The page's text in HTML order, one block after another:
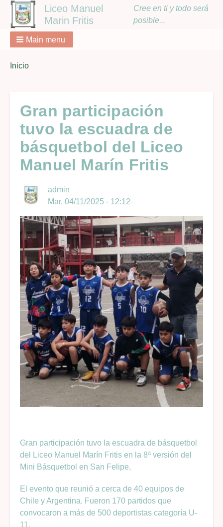
Liceo Manuel
Marin Fritis
Cree en ti y todo será
posible...
Main menu
Breadcrumbs
You
Inicio
Gran participación
tuvo la escuadra de
básquetbol del Liceo
Manuel Marín Fritis
admin
Mar, 04/11/2025 - 12:12
Gran participación tuvo la escuadra de básquetbol
del Liceo Manuel Marín Fritis en la 8ª versión del
Mini Básquetbol en San Felipe,
El evento que reunió a cerca de 40 equipos de
Chile y Argentina. Fueron 170 partidos que
convocaron a más de 500 deportistas categoría U-
11.